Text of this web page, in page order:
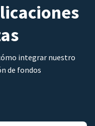
integrar nuestro
de fondos